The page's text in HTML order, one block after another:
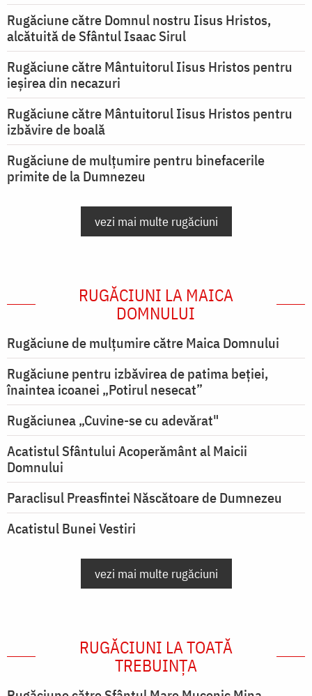
Rugăciune către Domnul nostru Iisus Hristos,
alcătuită de Sfântul Isaac Sirul
Rugăciune către Mântuitorul Iisus Hristos pentru
ieşirea din necazuri
Rugăciune către Mântuitorul Iisus Hristos pentru
izbăvire de boală
Rugăciune de mulțumire pentru binefacerile
primite de la Dumnezeu
vezi mai multe rugăciuni
RUGĂCIUNI LA MAICA
DOMNULUI
Rugăciune de mulţumire către Maica Domnului
Rugăciune pentru izbăvirea de patima beției,
înaintea icoanei „Potirul nesecat”
Rugăciunea „Cuvine-se cu adevărat"
Acatistul Sfântului Acoperământ al Maicii
Domnului
Paraclisul Preasfintei Născătoare de Dumnezeu
Acatistul Bunei Vestiri
vezi mai multe rugăciuni
RUGĂCIUNI LA TOATĂ
TREBUINȚA